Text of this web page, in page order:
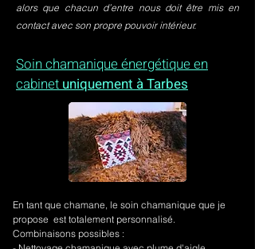
alors que chacun d’entre nous doit être mis en
contact avec son propre pouvoir intérieur.
Soin chamanique énergétique en
cabinet uniquement à Tarbes
En tant que chamane, le soin chamanique que je
propose est totalement personnalisé.
Combinaisons possibles :